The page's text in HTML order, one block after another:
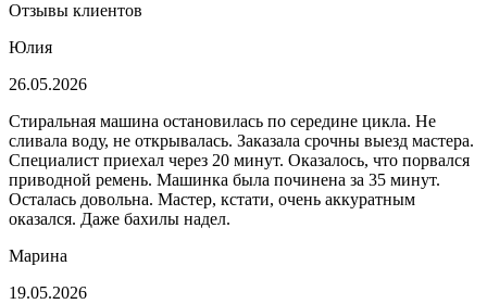
Отзывы клиентов
Юлия
26.05.2026
Стиральная машина остановилась по середине цикла. Не
сливала воду, не открывалась. Заказала срочны выезд мастера.
Специалист приехал через 20 минут. Оказалось, что порвался
приводной ремень. Машинка была починена за 35 минут.
Осталась довольна. Мастер, кстати, очень аккуратным
оказался. Даже бахилы надел.
Марина
19.05.2026